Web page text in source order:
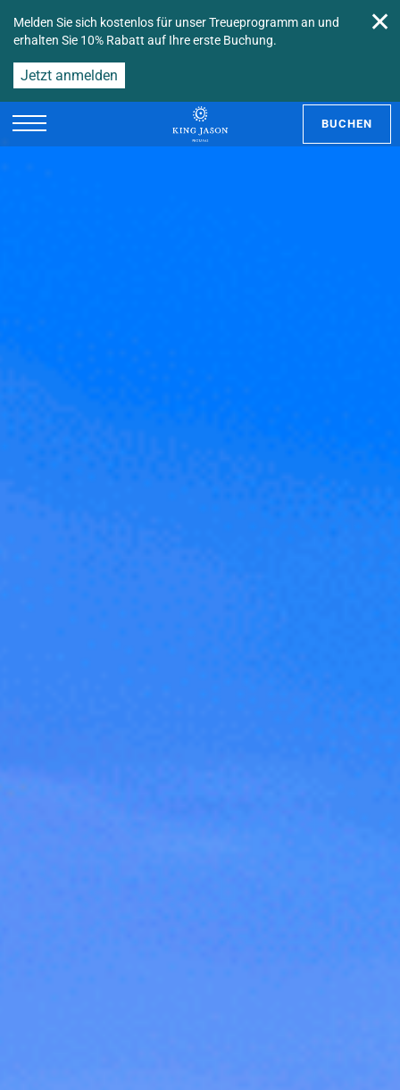
Melden Sie sich kostenlos für unser Treueprogramm an und
erhalten Sie 10% Rabatt auf Ihre erste Buchung.
Jetzt anmelden
✕
BUCHEN